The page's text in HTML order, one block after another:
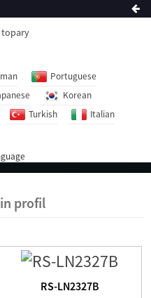
Portuguese
Korean
Turkish
Italian
profil
RS-LN2327B